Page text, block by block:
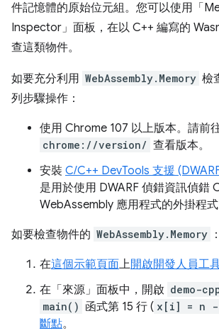
件記憶體的原始位元組。您可以使用「
Inspector」 面板，在以 C++ 編寫的
查這類物件。
如要充分利用 WebAssembly.Memory 檢
列步驟操作：
使用 Chrome 107 以上版本。請前
chrome://version/ 查看版本。
安裝 C/C++ DevTools 支援
是用於使用 DWARF 偵錯資訊偵錯
WebAssembly 應用程式的外掛程式
如要檢查物件的 WebAssembly.Memory ：
在這個示範頁面上開啟開發人員工
在「來源」 面板中，開啟 demo-
main() 函式第 15 行 ( x[i] = n
斷點。